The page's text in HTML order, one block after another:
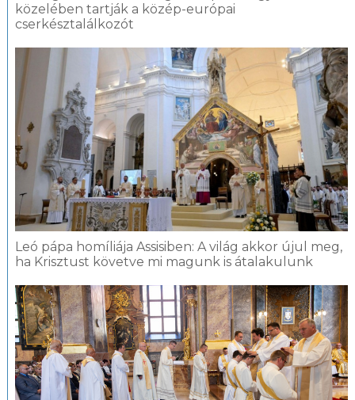
közelében tartják a közép-európai
cserkésztalálkozót
Leó pápa homíliája Assisiben: A világ akkor újul meg,
ha Krisztust követve mi magunk is átalakulunk